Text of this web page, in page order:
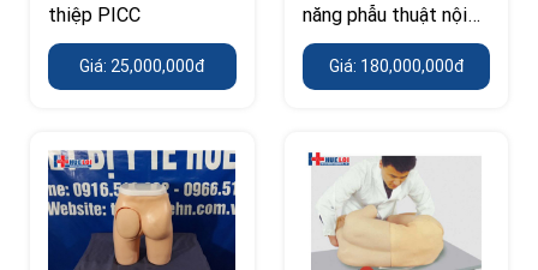
thiệp PICC
Giá: 25,000,000đ
năng phẫu thuật nội
soi
Giá: 180,000,000đ